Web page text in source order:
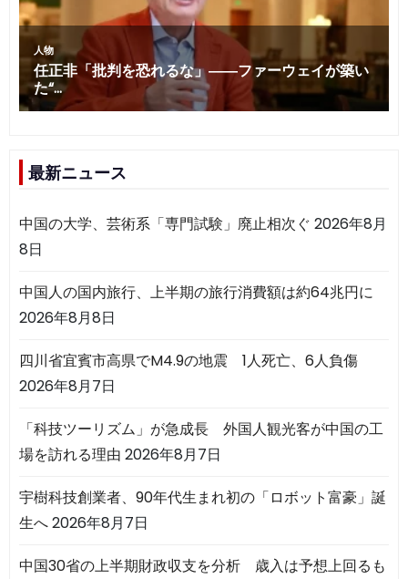
最新ニュース
中国の大学、芸術系「専門試験」廃止相次ぐ 2026年8月
8日
中国人の国内旅行、上半期の旅行消費額は約64兆円に
2026年8月8日
四川省宜賓市高県でM4.9の地震 1人死亡、6人負傷
2026年8月7日
「科技ツーリズム」が急成長 外国人観光客が中国の工
場を訪れる理由 2026年8月7日
宇樹科技創業者、90年代生まれ初の「ロボット富豪」誕
生へ2026年8月7日
中国30省の上半期財政収支を分析 歳入は予想上回るも